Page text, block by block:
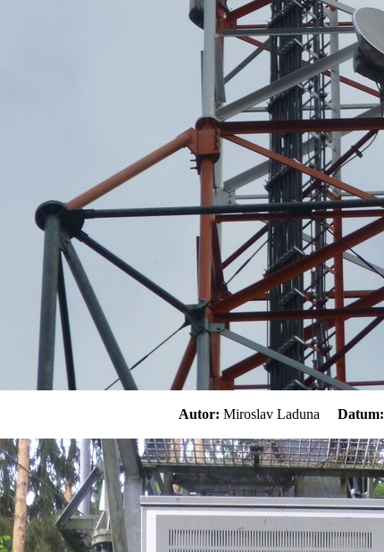
Autor: Miroslav Laduna Datum: